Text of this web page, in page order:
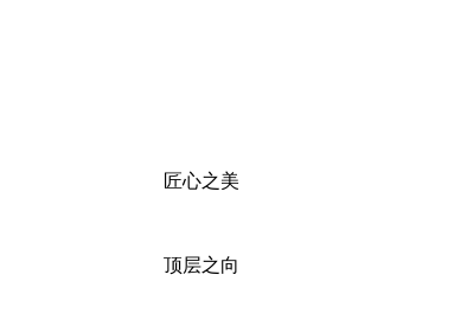
匠心之美
顶层之向